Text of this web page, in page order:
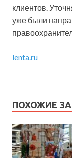
клиентов.
уже были
lenta.ru
ПОХОЖИЕ